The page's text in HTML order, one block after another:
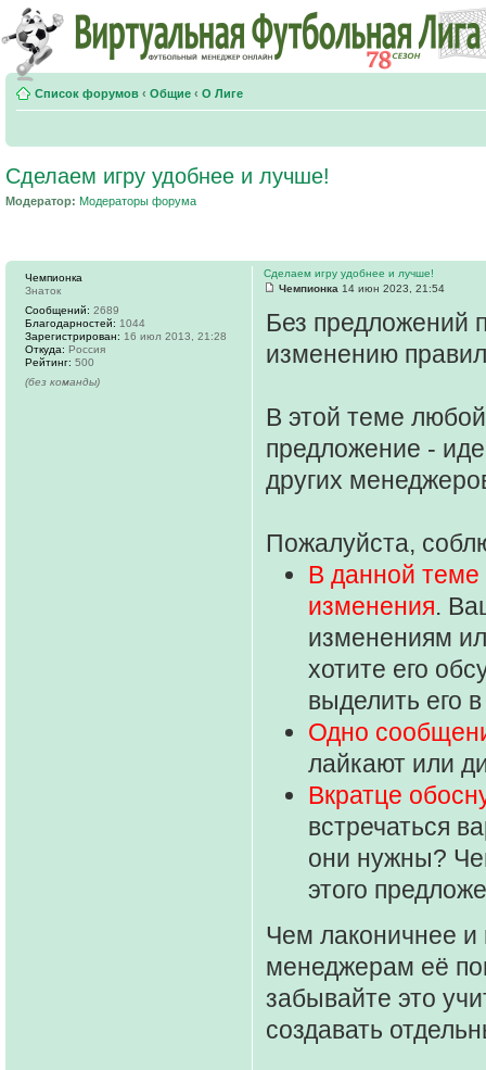
Список форумов ‹ Общие ‹ О Лиге
Сделаем игру удобнее и лучше!
Модератор: Модераторы форума
Сделаем игру удобнее и лучше!
Чемпионка 14 июн 2023, 21:54
Без предложений
изменению
В этой теме
предложение -
других
Пожалуйста,
В данной теме
изменения.
изменениям
хотите его
выделить его
Одно
лайкают или
Вкратце
встречаться
они нужны?
этого
Чем лаконичнее
менеджерам её
забывайте это
создавать
Чемпионка
Знаток
Сообщений: 2689
Благодарностей: 1044
Зарегистрирован: 16 июл 2013, 21:28
Откуда: Россия
Рейтинг: 500
(без команды)